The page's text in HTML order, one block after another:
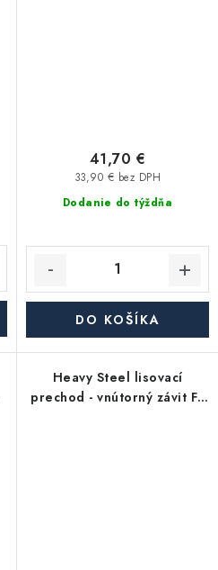
Dodanie do týždňa
33,90 € bez DPH
41,70 €
DO KOŠÍKA
Heavy Steel lisovací
prechod - vnútorný závit FF